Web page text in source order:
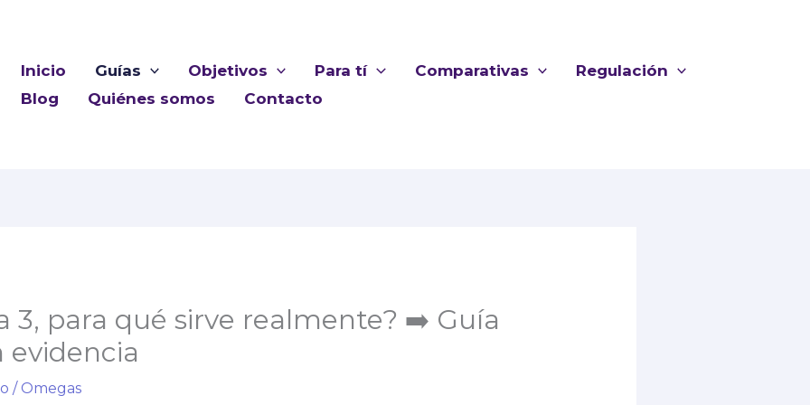
Inicio Guías Objetivos Para tí Comparativas
Regulación
Blog
Quiénes somos Contacto
3, para qué sirve realmente? ➡️ Guía
evidencia
/ Omegas